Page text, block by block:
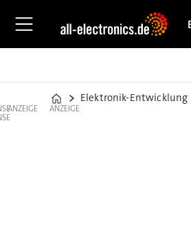
Home
Elektronik-Entwicklung
ANZEIGE ANZEIGE